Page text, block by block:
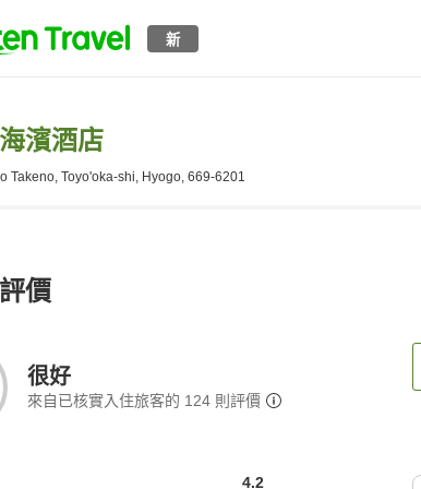
新
濱酒店
Takeno, Toyo'oka-shi, Hyogo, 669-6201
價
很好
來自已核實入住旅客的 124 則評價
4.2